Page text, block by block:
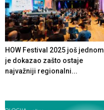
HOW Festival 2025 još jednom
je dokazao zašto ostaje
najvažniji regionalni...